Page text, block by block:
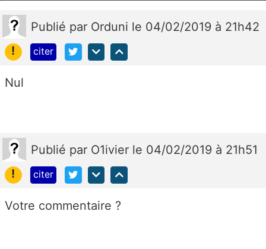
Publié par Orduni le 04/02/2019 à 21h42
!
citer
Nul
Publié par O1ivier le 04/02/2019 à 21h51
!
citer
Votre commentaire ?